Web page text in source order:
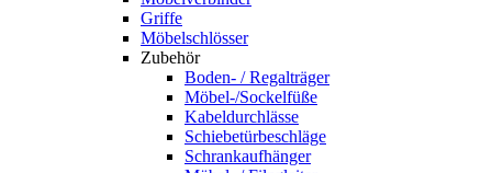
Griffe
Möbelschlösser
Zubehör
Boden- / Regalträger
Möbel-/Sockelfüße
Kabeldurchlässe
Schiebetürbeschläge
Schrankaufhänger